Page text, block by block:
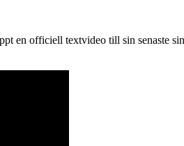
en officiell textvideo till sin senaste